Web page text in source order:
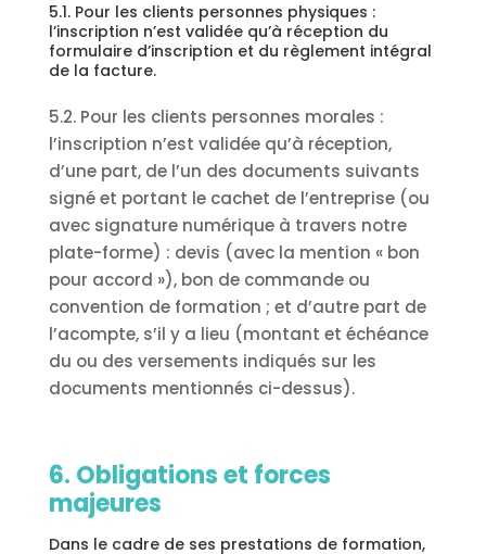
5.1. Pour les clients personnes physiques :
l’inscription n’est validée qu’à réception du
formulaire d’inscription et du règlement intégral
de la facture.
5.2. Pour les clients personnes morales :
l’inscription n’est validée qu’à réception,
d’une part, de l’un des documents suivants
signé et portant le cachet de l’entreprise (ou
avec signature numérique à travers notre
plate-forme) : devis (avec la mention « bon
pour accord »), bon de commande ou
convention de formation ; et d’autre part de
l’acompte, s’il y a lieu (montant et échéance
du ou des versements indiqués sur les
documents mentionnés ci-dessus).
6. Obligations et forces
majeures
Dans le cadre de ses prestations de formation,